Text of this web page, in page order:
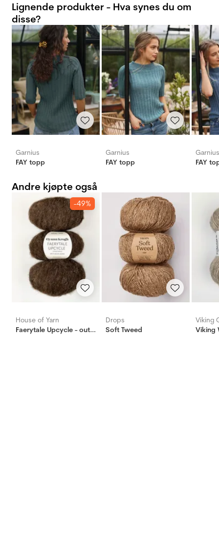
Lignende produkter - Hva synes du om
disse?
Garnius
FAY topp
Garnius
FAY topp
Garnius
FAY
Andre kjøpte også
-49%
House of Yarn
Faerytale Upcycle - outlet
Drops
Soft Tweed
Viking
Viking